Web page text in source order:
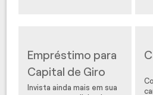
Empréstimo para
Capital de Giro
Invista ainda mais em sua